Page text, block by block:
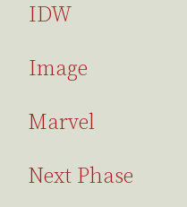
IDW
Image
Marvel
Next Phase